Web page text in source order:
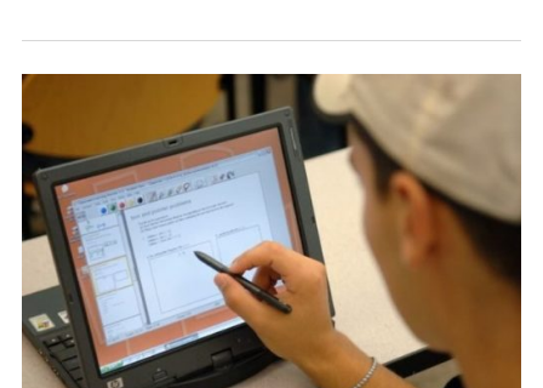
Διασκέδαση
Βάπτιση
Οργάνωση
Βάπτισης
Διάσημες
Βαπτίσεις
Σπίτι